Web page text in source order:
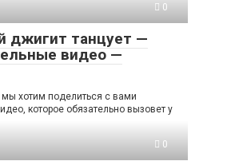
0
джигит танцует —
видео —
мы хотим поделиться с вами
которое обязательно вызовет у
0